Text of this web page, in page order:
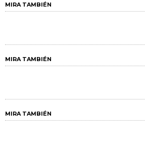
MIRA TAMBIÉN
MIRA TAMBIÉN
MIRA TAMBIÉN